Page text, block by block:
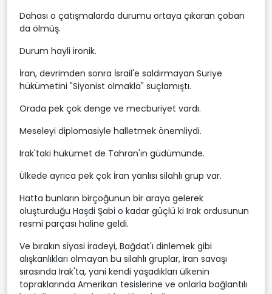
Dahası o çatışmalarda durumu ortaya çıkaran çoban
da ölmüş.
Durum hayli ironik.
İran, devrimden sonra İsrail'e saldırmayan Suriye
hükümetini "Siyonist olmakla" suçlamıştı.
Orada pek çok denge ve mecburiyet vardı.
Meseleyi diplomasiyle halletmek önemliydi.
Irak'taki hükümet de Tahran'ın güdümünde.
Ülkede ayrıca pek çok İran yanlısı silahlı grup var.
Hatta bunların birçoğunun bir araya gelerek
oluşturduğu Haşdi Şabi o kadar güçlü ki Irak ordusunun
resmi parçası haline geldi.
Ve bırakın siyasi iradeyi, Bağdat'ı dinlemek gibi
alışkanlıkları olmayan bu silahlı gruplar, İran savaşı
sırasında Irak'ta, yani kendi yaşadıkları ülkenin
topraklarında Amerikan tesislerine ve onlarla bağlantılı